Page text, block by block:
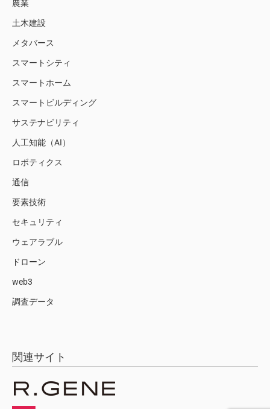
農業
土木建設
メタバース
スマートシティ
スマートホーム
スマートビルディング
サステナビリティ
人工知能（AI）
ロボティクス
通信
要素技術
セキュリティ
ウェアラブル
ドローン
web3
調査データ
関連サイト